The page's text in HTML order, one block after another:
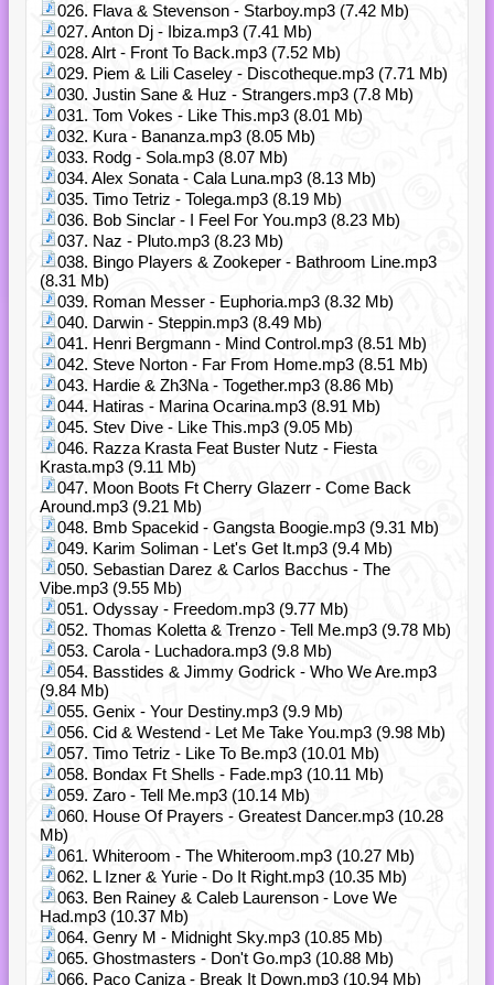
026. Flava & Stevenson - Starboy.mp3 (7.42 Mb)
027. Anton Dj - Ibiza.mp3 (7.41 Mb)
028. Alrt - Front To Back.mp3 (7.52 Mb)
029. Piem & Lili Caseley - Discotheque.mp3 (7.71 Mb)
030. Justin Sane & Huz - Strangers.mp3 (7.8 Mb)
031. Tom Vokes - Like This.mp3 (8.01 Mb)
032. Kura - Bananza.mp3 (8.05 Mb)
033. Rodg - Sola.mp3 (8.07 Mb)
034. Alex Sonata - Cala Luna.mp3 (8.13 Mb)
035. Timo Tetriz - Tolega.mp3 (8.19 Mb)
036. Bob Sinclar - I Feel For You.mp3 (8.23 Mb)
037. Naz - Pluto.mp3 (8.23 Mb)
038. Bingo Players & Zookeper - Bathroom Line.mp3
(8.31 Mb)
039. Roman Messer - Euphoria.mp3 (8.32 Mb)
040. Darwin - Steppin.mp3 (8.49 Mb)
041. Henri Bergmann - Mind Control.mp3 (8.51 Mb)
042. Steve Norton - Far From Home.mp3 (8.51 Mb)
043. Hardie & Zh3Na - Together.mp3 (8.86 Mb)
044. Hatiras - Marina Ocarina.mp3 (8.91 Mb)
045. Stev Dive - Like This.mp3 (9.05 Mb)
046. Razza Krasta Feat Buster Nutz - Fiesta
Krasta.mp3 (9.11 Mb)
047. Moon Boots Ft Cherry Glazerr - Come Back
Around.mp3 (9.21 Mb)
048. Bmb Spacekid - Gangsta Boogie.mp3 (9.31 Mb)
049. Karim Soliman - Let's Get It.mp3 (9.4 Mb)
050. Sebastian Darez & Carlos Bacchus - The
Vibe.mp3 (9.55 Mb)
051. Odyssay - Freedom.mp3 (9.77 Mb)
052. Thomas Koletta & Trenzo - Tell Me.mp3 (9.78 Mb)
053. Carola - Luchadora.mp3 (9.8 Mb)
054. Basstides & Jimmy Godrick - Who We Are.mp3
(9.84 Mb)
055. Genix - Your Destiny.mp3 (9.9 Mb)
056. Cid & Westend - Let Me Take You.mp3 (9.98 Mb)
057. Timo Tetriz - Like To Be.mp3 (10.01 Mb)
058. Bondax Ft Shells - Fade.mp3 (10.11 Mb)
059. Zaro - Tell Me.mp3 (10.14 Mb)
060. House Of Prayers - Greatest Dancer.mp3 (10.28
Mb)
061. Whiteroom - The Whiteroom.mp3 (10.27 Mb)
062. L Izner & Yurie - Do It Right.mp3 (10.35 Mb)
063. Ben Rainey & Caleb Laurenson - Love We
Had.mp3 (10.37 Mb)
064. Genry M - Midnight Sky.mp3 (10.85 Mb)
065. Ghostmasters - Don't Go.mp3 (10.88 Mb)
066. Paco Caniza - Break It Down.mp3 (10.94 Mb)